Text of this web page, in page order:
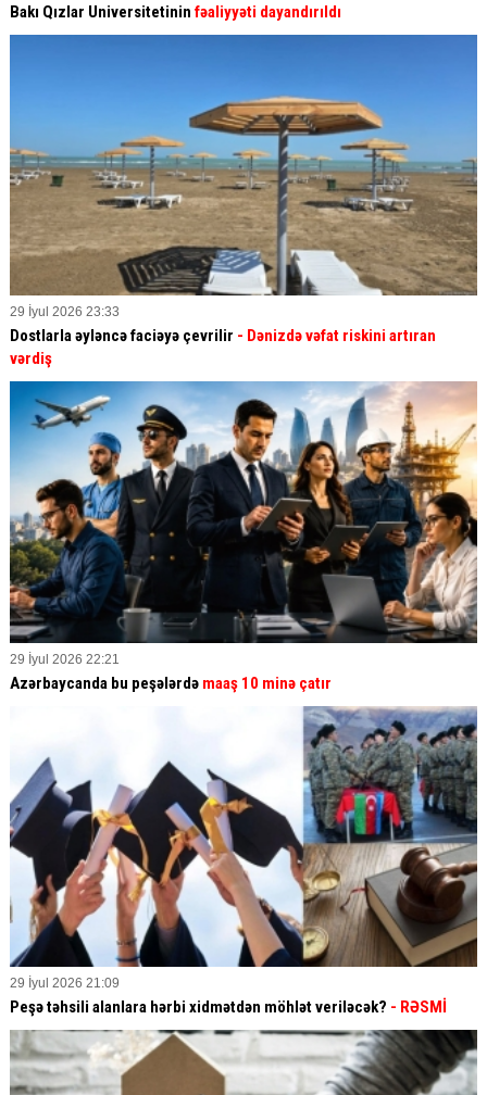
Bakı Qızlar Universitetinin fəaliyyəti dayandırıldı
29 İyul 2026 23:33
Dostlarla əyləncə faciəyə çevrilir - Dənizdə vəfat riskini artıran
vərdiş
29 İyul 2026 22:21
Azərbaycanda bu peşələrdə maaş 10 minə çatır
29 İyul 2026 21:09
Peşə təhsili alanlara hərbi xidmətdən möhlət veriləcək? - RƏSMİ